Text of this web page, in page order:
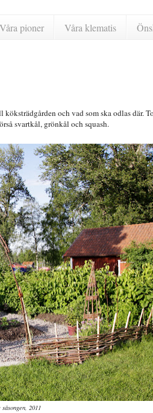
Våra pioner Våra klematis
och vad som ska odlas där.
svartkål, grönkål och squash.
2011